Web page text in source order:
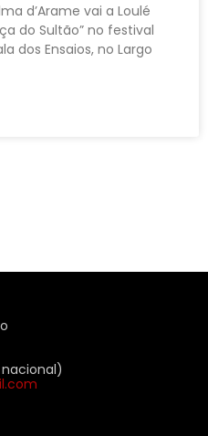
d’Arame vai a Loulé
do Sultão” no festival
dos Ensaios, no Largo